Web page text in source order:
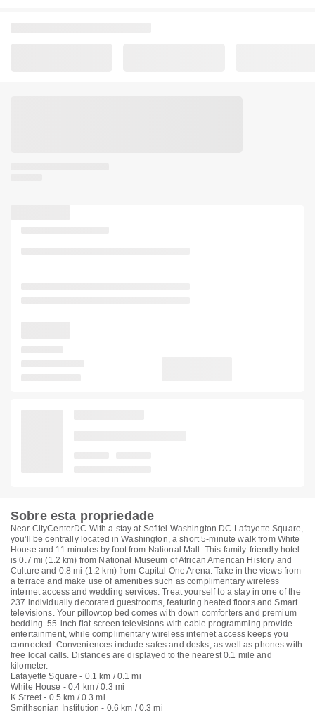
Sobre esta propriedade
Near CityCenterDC With a stay at Sofitel Washington DC Lafayette Square,
you'll be centrally located in Washington, a short 5-minute walk from White
House and 11 minutes by foot from National Mall. This family-friendly hotel
is 0.7 mi (1.2 km) from National Museum of African American History and
Culture and 0.8 mi (1.2 km) from Capital One Arena. Take in the views from
a terrace and make use of amenities such as complimentary wireless
internet access and wedding services. Treat yourself to a stay in one of the
237 individually decorated guestrooms, featuring heated floors and Smart
televisions. Your pillowtop bed comes with down comforters and premium
bedding. 55-inch flat-screen televisions with cable programming provide
entertainment, while complimentary wireless internet access keeps you
connected. Conveniences include safes and desks, as well as phones with
free local calls. Distances are displayed to the nearest 0.1 mile and
kilometer.
Lafayette Square - 0.1 km / 0.1 mi
White House - 0.4 km / 0.3 mi
K Street - 0.5 km / 0.3 mi
Smithsonian Institution - 0.6 km / 0.3 mi